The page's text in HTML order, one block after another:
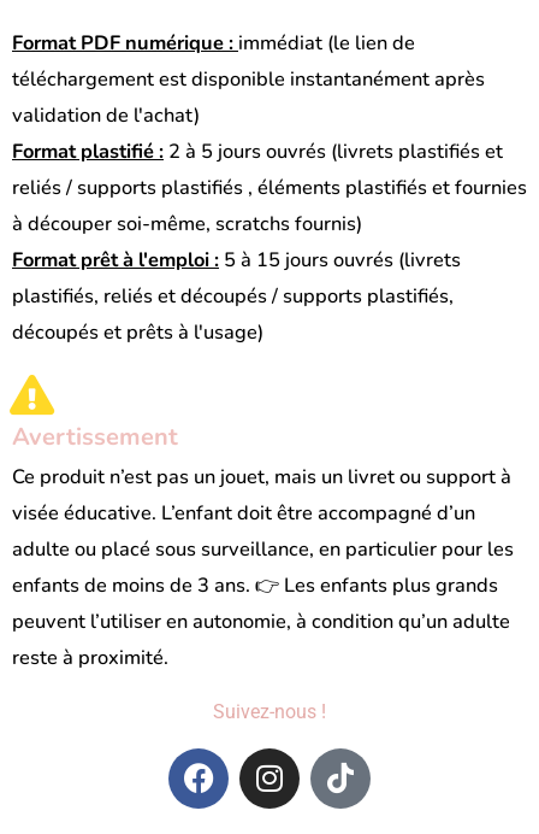
Format PDF numérique : immédiat (le lien de
téléchargement est disponible instantanément après
validation de l'achat)
Format plastifié : 2 à 5 jours ouvrés (livrets plastifiés et
reliés / supports plastifiés , éléments plastifiés et fournies
à découper soi-même, scratchs fournis)
Format prêt à l'emploi : 5 à 15 jours ouvrés (livrets
plastifiés, reliés et découpés / supports plastifiés,
découpés et prêts à l'usage)
Avertissement
Ce produit n’est pas un jouet, mais un livret ou support à
visée éducative. L’enfant doit être accompagné d’un
adulte ou placé sous surveillance, en particulier pour les
enfants de moins de 3 ans. 👉 Les enfants plus grands
peuvent l’utiliser en autonomie, à condition qu’un adulte
reste à proximité.
Suivez-nous !
F
a
I
n
T
i